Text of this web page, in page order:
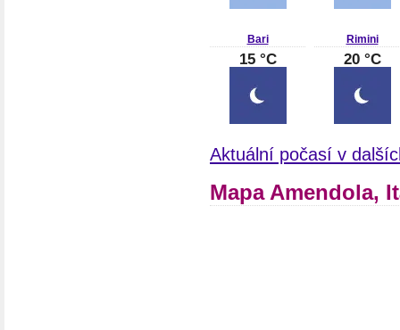
Bari
15 °C
Rimini
20 °C
Aktuální počasí v
Mapa Amendola,